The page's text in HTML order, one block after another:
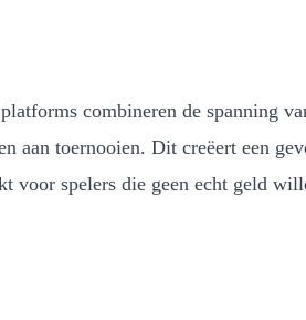
combineren de spanning
aan toernooien. Dit creëert een
voor spelers die geen echt geld